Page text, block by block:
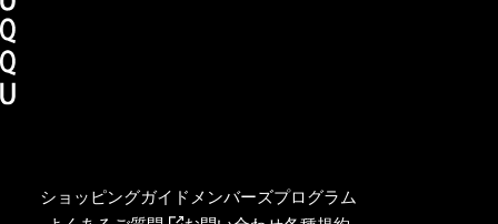
ショッピングガイド メンバーズプログラム